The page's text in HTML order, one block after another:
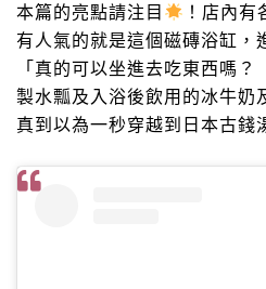
本篇的亮點請注目
！店內
有人氣的就是這個磁磚浴缸，
「真的可以坐進去吃東西嗎
製水瓢及入浴後飲用的冰牛奶
真到以為一秒穿越到日本古錢